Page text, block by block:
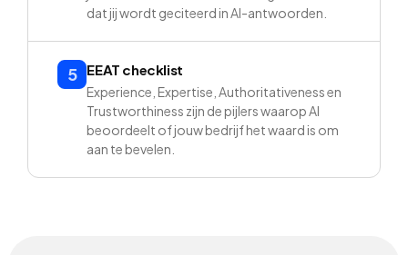
dat jij wordt geciteerd in AI-antwoorden.
5 EEAT checklist
Experience, Expertise, Authoritativeness en
Trustworthiness zijn de pijlers waarop AI
beoordeelt of jouw bedrijf het waard is om
aan te bevelen.